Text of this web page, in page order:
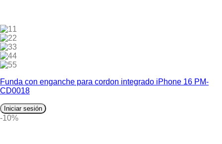
1
2
3
4
5
Funda con enganche para cordon integrado iPhone 16 PM-
CD0018
Iniciar sesión
-10%